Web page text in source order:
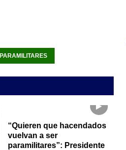
PARAMILITARES
“Quieren que hacendados
vuelvan a ser
paramilitares”: Presidente